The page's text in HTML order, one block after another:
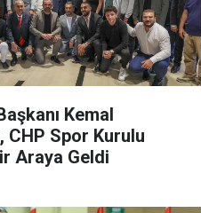
Kemal
CHP Spor Kurulu
Araya Geldi